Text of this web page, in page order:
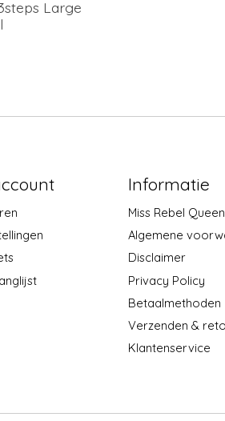
Large
Informatie
Miss Rebel Queen
Algemene
Disclaimer
Privacy Policy
Betaalmethoden
Verzenden &
Klantenservice